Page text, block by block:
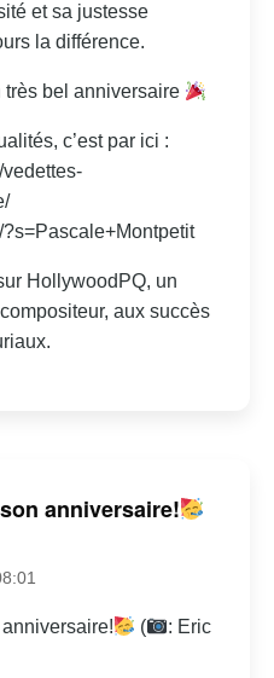
et sa justesse
la différence.
bel anniversaire
c’est par ici :
HollywoodPQ, un
aux succès
anniversaire!
(
: Eric